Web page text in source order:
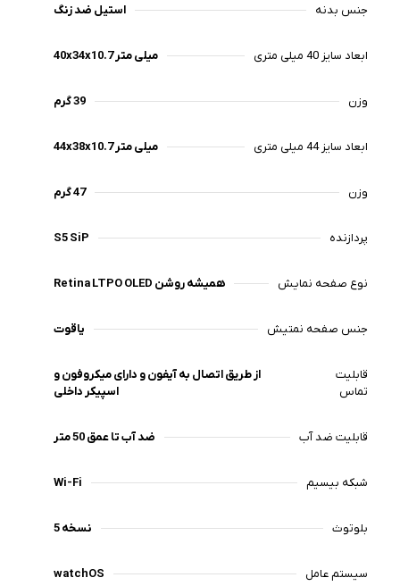
جنس بدنه استیل ضد زنگ
ابعاد سایز 40 میلی متری 40x34x10.7 میلی متر
وزن 39 گرم
ابعاد سایز 44 میلی متری 44x38x10.7 میلی متر
وزن 47 گرم
پردازنده S5 SiP
نوع صفحه نمایش Retina LTPO OLED همیشه روشن
جنس صفحه نمتیش یاقوت
قابلیت
تماس
از طریق اتصال به آیفون و دارای میکروفون و
اسپیکر داخلی
قابلیت ضد آب ضد آب تا عمق 50 متر
شبکه بیسیم Wi-Fi
بلوتوث نسخه 5
سیستم عامل watchOS